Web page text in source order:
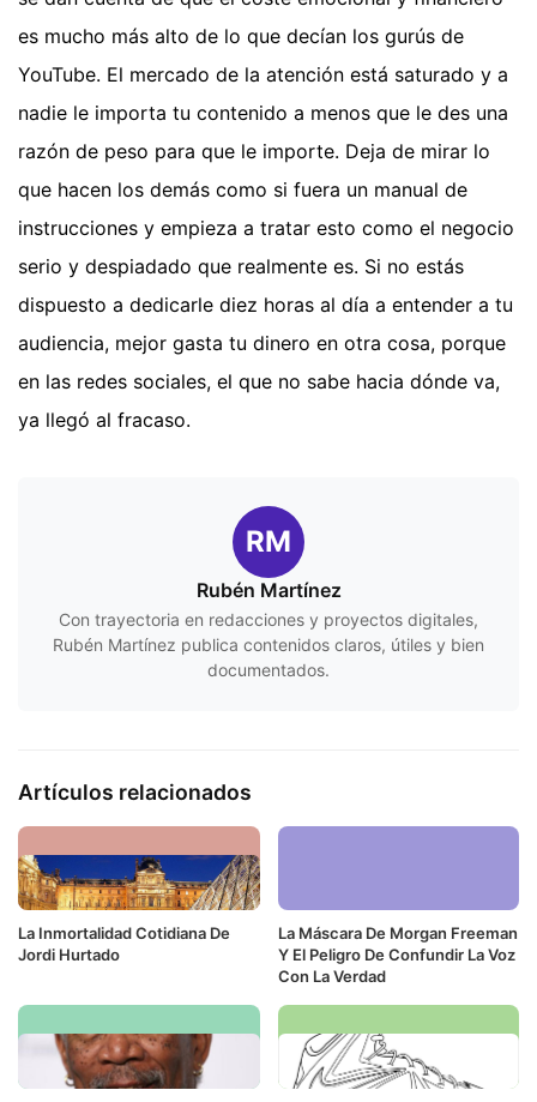
es mucho más alto de lo que decían los gurús de
YouTube. El mercado de la atención está saturado y a
nadie le importa tu contenido a menos que le des una
razón de peso para que le importe. Deja de mirar lo
que hacen los demás como si fuera un manual de
instrucciones y empieza a tratar esto como el negocio
serio y despiadado que realmente es. Si no estás
dispuesto a dedicarle diez horas al día a entender a tu
audiencia, mejor gasta tu dinero en otra cosa, porque
en las redes sociales, el que no sabe hacia dónde va,
ya llegó al fracaso.
RM
Rubén Martínez
Con trayectoria en redacciones y proyectos digitales,
Rubén Martínez publica contenidos claros, útiles y bien
documentados.
Artículos relacionados
La Inmortalidad Cotidiana De
Jordi Hurtado
La Máscara De Morgan Freeman
Y El Peligro De Confundir La Voz
Con La Verdad